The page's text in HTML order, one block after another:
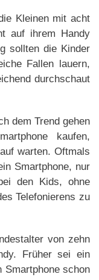
Kleinen mit acht
auf ihrem Handy
sollten die Kinder
Fallen lauern,
durchschaut
dem Trend gehen
kaufen,
warten. Oftmals
Smartphone, nur
den Kids, ohne
Telefonierens zu
von zehn
Früher sei ein
Smartphone schon